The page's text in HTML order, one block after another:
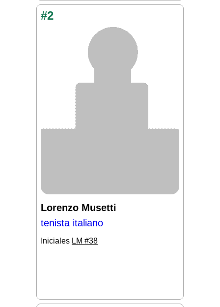
#2
Lorenzo Musetti
tenista italiano
Iniciales LM #38